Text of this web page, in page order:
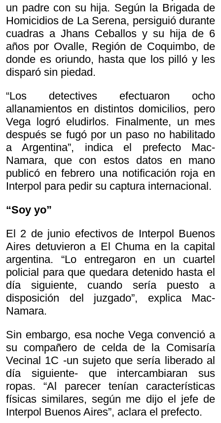
un padre con su hija. Según la Brigada de
Homicidios de La Serena, persiguió durante
cuadras a Jhans Ceballos y su hija de 6
años por Ovalle, Región de Coquimbo, de
donde es oriundo, hasta que los pilló y les
disparó sin piedad.
“Los detectives efectuaron ocho
allanamientos en distintos domicilios, pero
Vega logró eludirlos. Finalmente, un mes
después se fugó por un paso no habilitado
a Argentina”, indica el prefecto Mac-
Namara, que con estos datos en mano
publicó en febrero una notificación roja en
Interpol para pedir su captura internacional.
“Soy yo”
El 2 de junio efectivos de Interpol Buenos
Aires detuvieron a El Chuma en la capital
argentina. “Lo entregaron en un cuartel
policial para que quedara detenido hasta el
día siguiente, cuando sería puesto a
disposición del juzgado”, explica Mac-
Namara.
Sin embargo, esa noche Vega convenció a
su compañero de celda de la Comisaría
Vecinal 1C -un sujeto que sería liberado al
día siguiente- que intercambiaran sus
ropas. “Al parecer tenían características
físicas similares, según me dijo el jefe de
Interpol Buenos Aires”, aclara el prefecto.